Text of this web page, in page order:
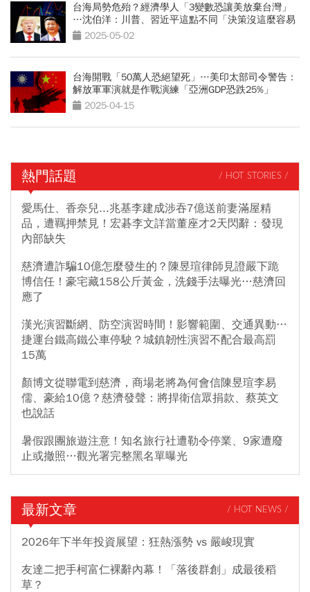
台海局勢危殆？經濟學人「3變數恐讓美放棄台灣」
…沈伯洋：川普、習近平這點不同「決策沒這麼容易
猜」2025-05-02
台海開戰「50萬人恐絕望死」…美印太部司令警告：
解放軍軍演就是作戰演練「亞洲GDP恐跌25%」
2025-04-15
熱門話題 / HOT STORIES /
愛馬仕、香奈兒...兆基李建成涉吞7億送前妻滿屋精
品，遭羈押禁見！宏碁李文詳當董座才2天閃辭：發現
內部缺失
慈濟遭詐騙10億怎麼發生的？陳昱瑄律師見證嚴下跪
博信任！豪宅藏158公斤黃金，洗錢手法曝光…慈濟回
應了
漢光演習斷網、防空演習時間！影響範圍、交通異動…
捷運台鐵高鐵公車停駛？城鎮韌性演習不配合最高罰
15萬
顏博文從聯電到慈濟，商場老將為何會信陳昱瑄李易
儒、豪給10億？慈濟發聲：將捍衛信眾捐款、蔡英文
也說話
暑假跟團旅遊注意！知名旅行社遭勒令停業、9家遭廢
止或撤照…觀光署完整黑名單曝光
最新文章 / HOT NEWS /
2026年下半年投資展望：狂熱漲勢 vs 嚴峻現實
友達二把手柯富仁裸辭內幕！「落後群創」成最後稻
草？